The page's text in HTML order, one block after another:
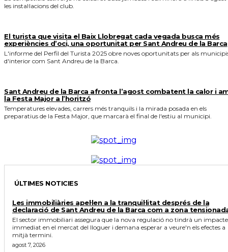
les instal·lacions del club.
El turista que visita el Baix Llobregat cada vegada busca més
experiències d’oci, una oportunitat per Sant Andreu de la Barca
L'informe del Perfil del Turista 2025 obre noves oportunitats per als
d'interior com Sant Andreu de la Barca.
Sant Andreu de la Barca afronta l’agost combatent la calor i
la Festa Major a l’horitzó
Temperatures elevades, carrers més tranquils i la mirada posada en els
preparatius de la Festa Major, que marcarà el final de l'estiu al municipi.
ÚLTIMES NOTICIES
Les immobiliàries apel·len a la tranquil·litat després de la
declaració de Sant Andreu de la Barca com a zona
El sector immobiliari assegura que la nova regulació no tindrà un impacte
immediat en el mercat del lloguer i demana esperar a veure'n els efectes a
mitjà termini.
agost 7, 2026